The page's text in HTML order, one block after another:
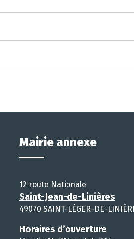
Mairie annexe
12 route Nationale
Saint-Jean-de-Linières
49070 SAINT-LÉGER-DE-
Horaires d’ouverture